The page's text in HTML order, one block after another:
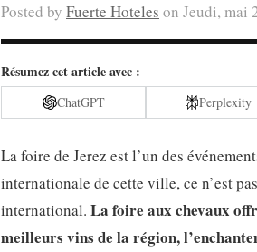
Posted by Fuerte Hoteles on Jeudi, mai
Résumez cet article avec :
ChatGPT Perplexity
La foire de Jerez est l’un des
internationale de cette ville, ce n’est
international. La foire aux chevaux
meilleurs vins de la région,